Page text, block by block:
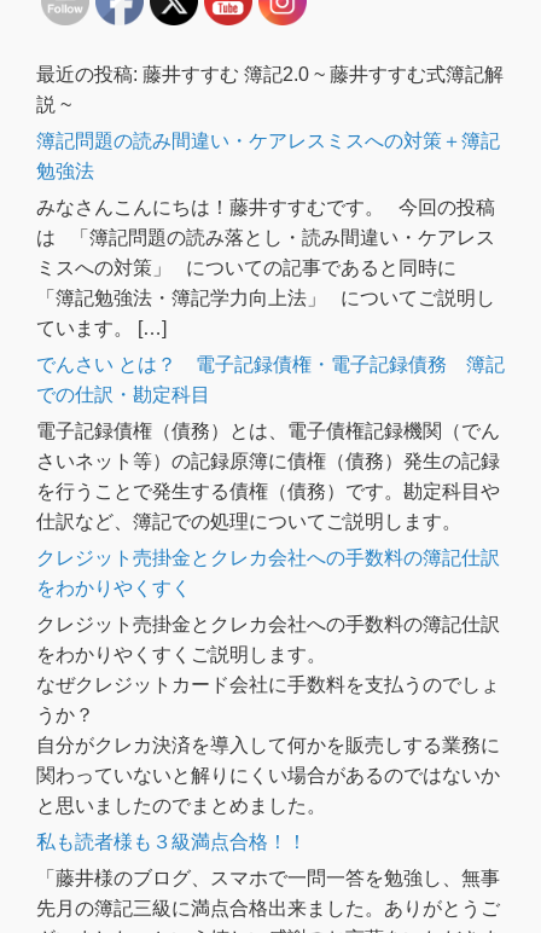
最近の投稿: 藤井すすむ 簿記2.0 ~ 藤井すすむ式簿記解
説 ~
簿記問題の読み間違い・ケアレスミスへの対策＋簿記
勉強法
みなさんこんにちは！藤井すすむです。 今回の投稿
は 「簿記問題の読み落とし・読み間違い・ケアレス
ミスへの対策」 についての記事であると同時に
「簿記勉強法・簿記学力向上法」 についてご説明し
ています。 […]
でんさい とは？ 電子記録債権・電子記録債務 簿記
での仕訳・勘定科目
電子記録債権（債務）とは、電子債権記録機関（でん
さいネット等）の記録原簿に債権（債務）発生の記録
を行うことで発生する債権（債務）です。勘定科目や
仕訳など、簿記での処理についてご説明します。
クレジット売掛金とクレカ会社への手数料の簿記仕訳
をわかりやくすく
クレジット売掛金とクレカ会社への手数料の簿記仕訳
をわかりやくすくご説明します。
なぜクレジットカード会社に手数料を支払うのでしょ
うか？
自分がクレカ決済を導入して何かを販売しする業務に
関わっていないと解りにくい場合があるのではないか
と思いましたのでまとめました。
私も読者様も３級満点合格！！
「藤井様のブログ、スマホで一問一答を勉強し、無事
先月の簿記三級に満点合格出来ました。ありがとうご